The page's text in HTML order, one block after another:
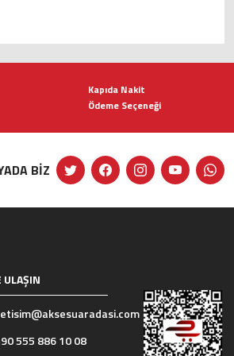
Kapıda Nakit
Ödeme Seçeneği
BİZ
ULAŞIN
555 886 10 08